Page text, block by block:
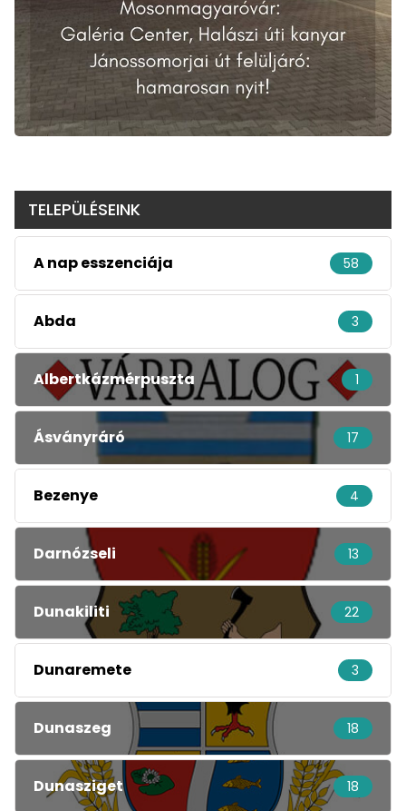
TELEPÜLÉSEINK
A nap esszenciája 58
Abda 3
Albertkázmérpuszta 1
Ásványráró 17
Bezenye 4
Darnózseli 13
Dunakiliti 22
Dunaremete 3
Dunaszeg 18
Dunasziget 18